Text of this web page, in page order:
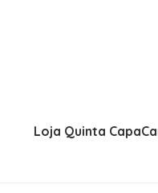
Loja Quinta Capa